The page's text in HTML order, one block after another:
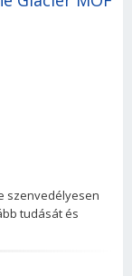
szenvedélyesen
tudását és